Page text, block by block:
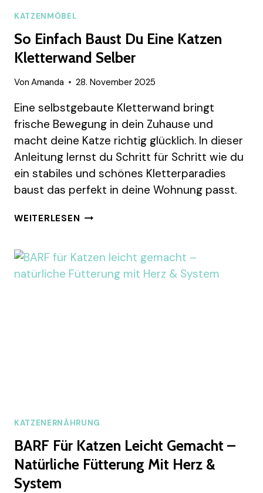
KATZENMÖBEL
So Einfach Baust Du Eine Katzen
Kletterwand Selber
Von Amanda 28. November 2025
Eine selbstgebaute Kletterwand bringt
frische Bewegung in dein Zuhause und
macht deine Katze richtig glücklich. In dieser
Anleitung lernst du Schritt für Schritt wie du
ein stabiles und schönes Kletterparadies
baust das perfekt in deine Wohnung passt.
WEITERLESEN SO
DU
KATZEN
KATZENERNÄHRUNG
BARF Für Katzen Leicht Gemacht –
Natürliche Fütterung Mit Herz &
System